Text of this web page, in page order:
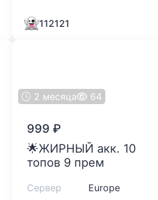
112121
2 месяца 64
999 ₽
🌟ЖИРНЫЙ акк. 10
топов 9 прем
Сервер
Europe